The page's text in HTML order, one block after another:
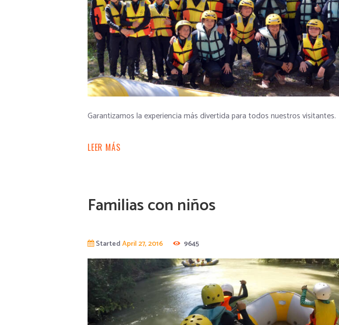
Garantizamos la experiencia más divertida para todos nuestros visitantes.
LEER MÁS
Familias con niños
StartedApril 27, 2016 9645